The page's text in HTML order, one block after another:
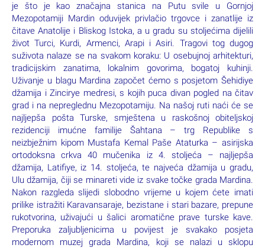
je što je kao značajna stanica na Putu svile u Gornjoj
Mezopotamiji Mardin oduvijek privlačio trgovce i zanatlije iz
čitave Anatolije i Bliskog Istoka, a u gradu su stoljećima dijelili
život Turci, Kurdi, Armenci, Arapi i Asiri. Tragovi tog dugog
suživota nalaze se na svakom koraku: U osebujnoj arhitekturi,
tradicijskim zanatima, lokalnim govorima, bogatoj kuhinji.
Uživanje u blagu Mardina započet ćemo s posjetom Šehidiye
džamija i Zincirye medresi, s kojih puca divan pogled na čitav
grad i na nepreglednu Mezopotamiju. Na našoj ruti naći će se
najljepša pošta Turske, smještena u raskošnoj obiteljskoj
rezidenciji imućne familije Šahtana – trg Republike s
neizbježnim kipom Mustafa Kemal Paše Ataturka – asirijska
ortodoksna crkva 40 mučenika iz 4. stoljeća – najljepša
džamija, Latifiye, iz 14. stoljeća, te najveća džamija u gradu,
Ulu džamija, čiji se minareti vide iz svake točke grada Mardina.
Nakon razgleda slijedi slobodno vrijeme u kojem ćete imati
prilike istražiti Karavansaraje, bezistane i stari bazare, prepune
rukotvorina, uživajući u šalici aromatične prave turske kave.
Preporuka zaljubljenicima u povijest je svakako posjeta
modernom muzej grada Mardina, koji se nalazi u sklopu